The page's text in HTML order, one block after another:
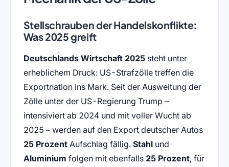
Stellschrauben der Handelskonflikte:
Was 2025 greift
Deutschlands Wirtschaft 2025steht unter
erheblichem Druck: US-Strafzölle treffen die
Exportnation ins Mark. Seit der Ausweitung der
Zölle unter der US-Regierung Trump –
intensiviert ab 2024 und mit voller Wucht ab
2025 – werden auf den Export deutscher Autos
25 ProzentAufschlag fällig. Stahlund
Aluminium folgen mit ebenfalls 25 Prozent, für